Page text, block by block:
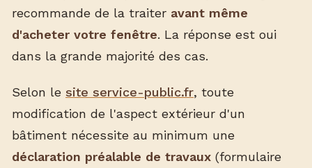
recommande de la traiter avant même
d'acheter votre fenêtre. La réponse est oui
dans la grande majorité des cas.
Selon le site service-public.fr, toute
modification de l'aspect extérieur d'un
bâtiment nécessite au minimum une
déclaration préalable de travaux (formulaire